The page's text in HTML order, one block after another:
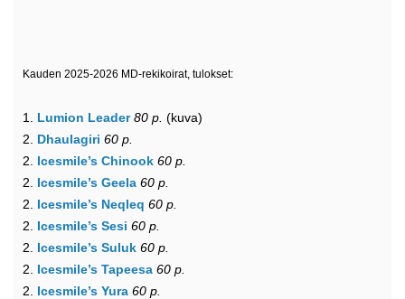
Kauden 2025-2026 MD-rekikoirat, tulokset:
1. Lumion Leader 80 p. (kuva)
2. Dhaulagiri 60 p.
2. Icesmile’s Chinook 60 p.
2. Icesmile’s Geela 60 p.
2. Icesmile’s Neqleq 60 p.
2. Icesmile’s Sesi 60 p.
2. Icesmile’s Suluk 60 p.
2. Icesmile’s Tapeesa 60 p.
2. Icesmile’s Yura 60 p.